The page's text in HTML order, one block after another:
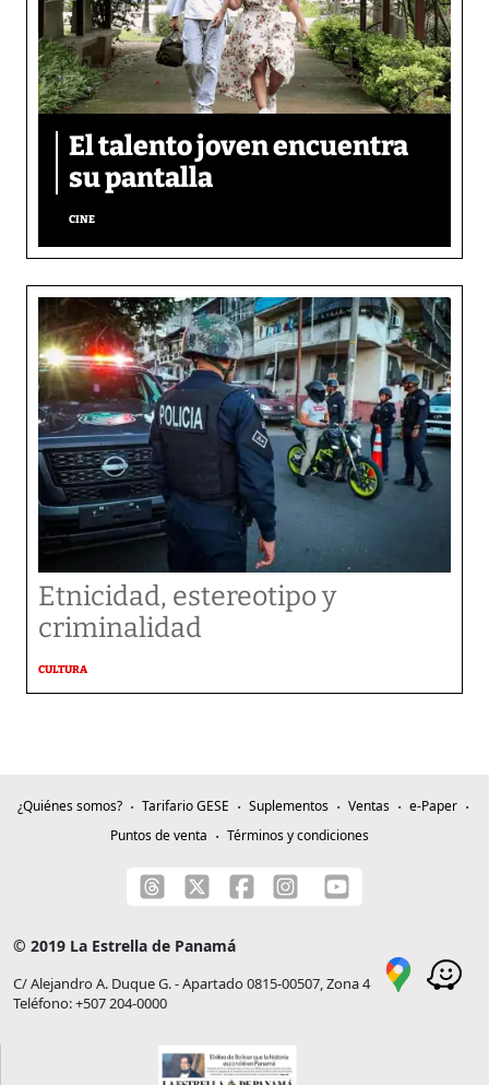
El talento joven encuentra
su pantalla​
CINE
Etnicidad, estereotipo y
criminalidad
CULTURA
¿Quiénes somos? Tarifario GESE Suplementos Ventas
e-Paper
Puntos de venta
Términos y condiciones
© 2019 La Estrella de Panamá
C/ Alejandro A. Duque G. - Apartado 0815-00507, Zona 4
Teléfono: +507 204-0000